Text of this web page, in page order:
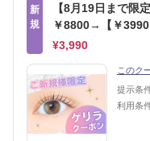
新
規
【8月19日まで限
￥8800→【￥
¥3,990
このク
提示条
利用条